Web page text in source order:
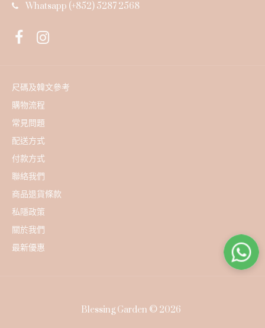
Whatsapp (+852) 5287 2568
尺碼及韓文參考
購物流程
常見問題
配送方式
付款方式
聯絡我們
商品退貨條款
私隱政策
關於我們
最新優惠
Blessing Garden © 2026